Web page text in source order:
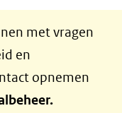
met vragen
en
opnemen